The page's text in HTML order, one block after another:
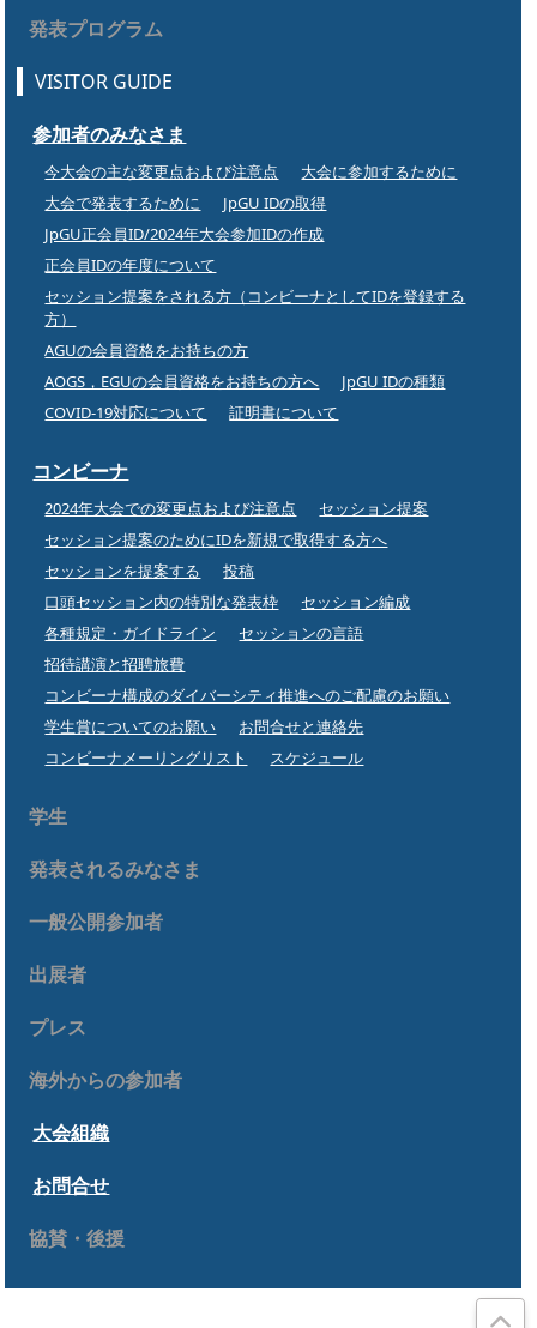
発表プログラム
VISITOR GUIDE
参加者のみなさま
今大会の主な変更点および注意点
大会に参加するために
大会で発表するために
JpGU IDの取得
JpGU正会員ID/2024年大会参加IDの作成
正会員IDの年度について
セッション提案をされる方（コンビーナとしてIDを登録する
方）
AGUの会員資格をお持ちの方
AOGS，EGUの会員資格をお持ちの方へ
JpGU IDの種類
COVID-19対応について
証明書について
コンビーナ
2024年大会での変更点および注意点
セッション提案
セッション提案のためにIDを新規で取得する方へ
セッションを提案する
投稿
口頭セッション内の特別な発表枠
セッション編成
各種規定・ガイドライン
セッションの言語
招待講演と招聘旅費
コンビーナ構成のダイバーシティ推進へのご配慮のお願い
学生賞についてのお願い
お問合せと連絡先
コンビーナメーリングリスト
スケジュール
学生
発表されるみなさま
一般公開参加者
出展者
プレス
海外からの参加者
大会組織
お問合せ
協賛・後援